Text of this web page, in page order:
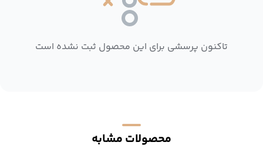
تاکنون پرسشی برای این محصول ثبت نشده است
محصولات مشابه